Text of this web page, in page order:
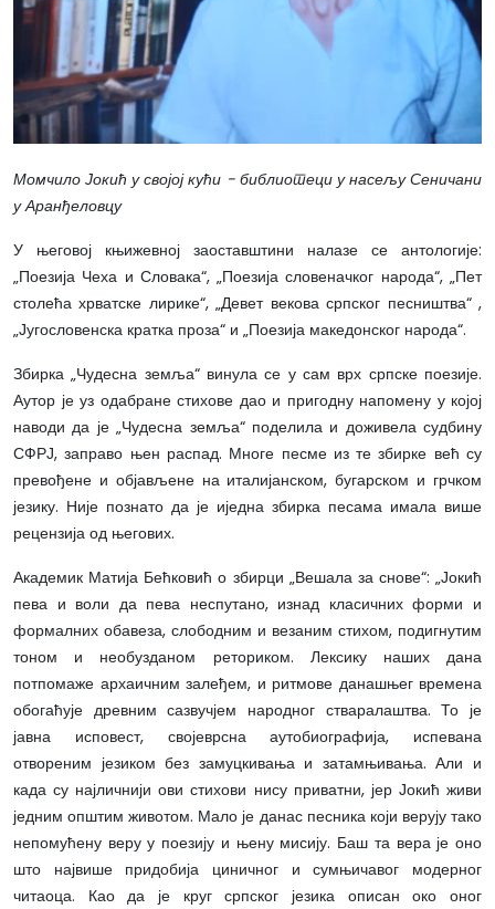
Момчило Јокић у својој кући - библиотеци у насељу Сеничани
у Аранђеловцу
У његовој књижевној заоставштини налазе се антологије:
„Поезија Чеха и Словака“, „Поезија словеначког народа“, „Пет
столећа хрватске лирике“, „Девет векова српског песништва“ ,
„Југословенска кратка проза“ и „Поезија македонског народа“.
Збирка „Чудесна земља“ винула се у сам врх српске поезије.
Аутор је уз одабране стихове дао и пригодну напомену у којој
наводи да је „Чудесна земља“ поделила и доживела судбину
СФРЈ, заправо њен распад. Многе песме из те збирке већ су
превођене и објављене на италијанском, бугарском и грчком
језику. Није познато да је иједна збирка песама имала више
рецензија од његових.
Академик Матија Бећковић о збирци „Вешала за снове“: „Јокић
пева и воли да пева неспутано, изнад класичних форми и
формалних обавеза, слободним и везаним стихом, подигнутим
тоном и необузданом реториком. Лексику наших дана
потпомаже архаичним залеђем, и ритмове данашњег времена
обогаћује древним сазвучјем народног стваралаштва. То је
јавна исповест, својеврсна аутобиографија, испевана
отвореним језиком без замуцкивања и затамњивања. Али и
када су најличнији ови стихови нису приватни, јер Јокић живи
једним општим животом. Мало је данас песника који верују тако
непомућену веру у поезију и њену мисију. Баш та вера је оно
што највише придобија циничног и сумњичавог модерног
читаоца. Као да је круг српског језика описан око оног